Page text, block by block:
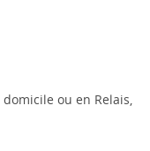
ou en Relais,